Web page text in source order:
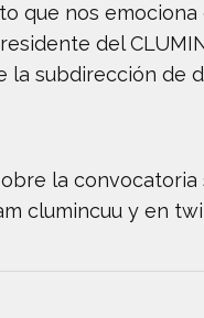
que nos
del
la subdirección de
la
clumincuu y en